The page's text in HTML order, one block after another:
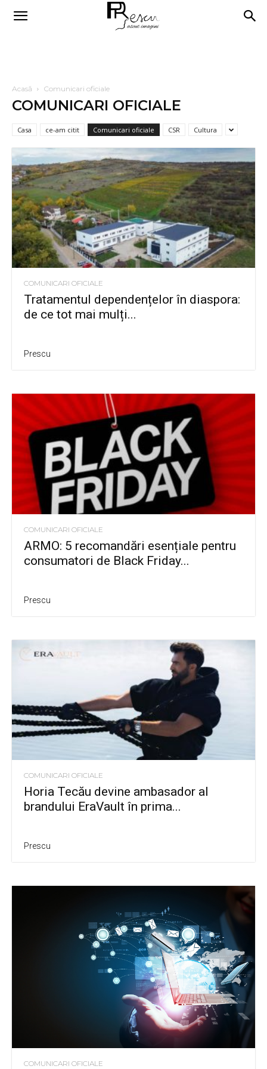
Acasă Comunicari oficiale
COMUNICARI OFICIALE
Casa ce-am citit Comunicari oficiale CSR Cultura
COMUNICARI OFICIALE
Tratamentul dependențelor în diaspora:
de ce tot mai mulți...
Prescu
COMUNICARI OFICIALE
ARMO: 5 recomandări esențiale pentru
consumatori de Black Friday...
Prescu
COMUNICARI OFICIALE
Horia Tecău devine ambasador al
brandului EraVault în prima...
Prescu
COMUNICARI OFICIALE